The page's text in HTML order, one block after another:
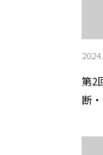
第2
断